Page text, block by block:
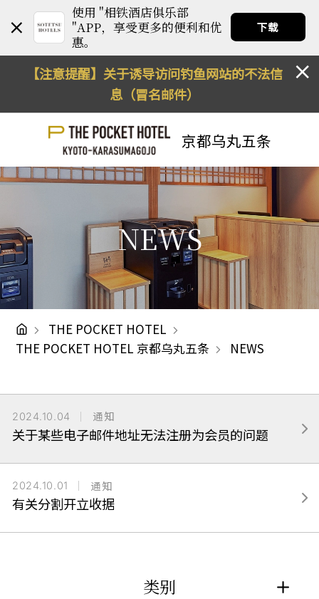
使用 "相铁酒店俱乐部
"APP，享受更多的便利和优
惠。
下载
【注意提醒】关于诱导访问钓鱼网站的不法信
息（冒名邮件）
京都乌丸五条
NEWS
THE POCKET HOTEL
THE POCKET HOTEL 京都乌丸五条
NEWS
2024.10.04 通知
关于某些电子邮件地址无法注册为会员的问题
2024.10.01 通知
有关分割开立收据
类别